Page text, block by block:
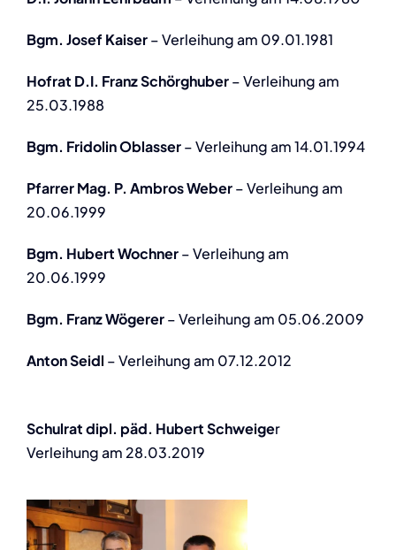
Bgm. Josef Kaiser– Verleihung am 09.01.1981
Hofrat D.I. Franz Schörghuber– Verleihung am
25.03.1988
Bgm. Fridolin Oblasser– Verleihung am 14.01.1994
Pfarrer Mag. P. Ambros Weber– Verleihung am
20.06.1999
Bgm. Hubert Wochner– Verleihung am
20.06.1999
Bgm. Franz Wögerer– Verleihung am 05.06.2009
Anton Seidl – Verleihung am 07.12.2012
Schulrat dipl. päd. Hubert Schweiger
Verleihung am 28.03.2019